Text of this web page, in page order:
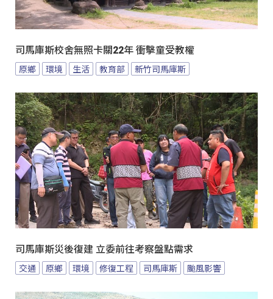
司馬庫斯校舍無照卡關22年 衝擊童受教權
原鄉 環境 生活 教育部 新竹司馬庫斯
司馬庫斯災後復建 立委前往考察盤點需求
交通 原鄉 環境 修復工程 司馬庫斯 颱風影響